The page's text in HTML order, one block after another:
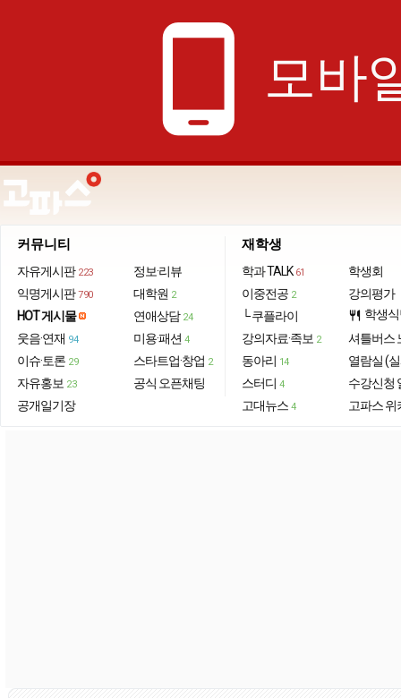
phone_android 모바
커뮤니티
자유게시판 223
익명게시판 790
HOT 게시물
웃음·연재 94
이슈·토론 29
자유홍보 23
공개일기장
정보·리뷰
대학원 2
연애상담 24
미용·패션 4
스타트업·창업 2
공식 오픈채팅
재학생
학과 TALK 61
이중전공 2
└ 쿠플라이
강의자료·족보 2
동아리 14
스터디 4
고대뉴스 4
학생회
강의평가
restaurant 학생
셔틀버스
열람실 (
수강신청
고파스 위